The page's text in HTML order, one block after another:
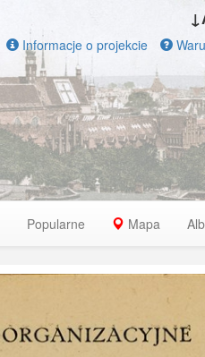
Informacje o projekcie
Popularne Mapa